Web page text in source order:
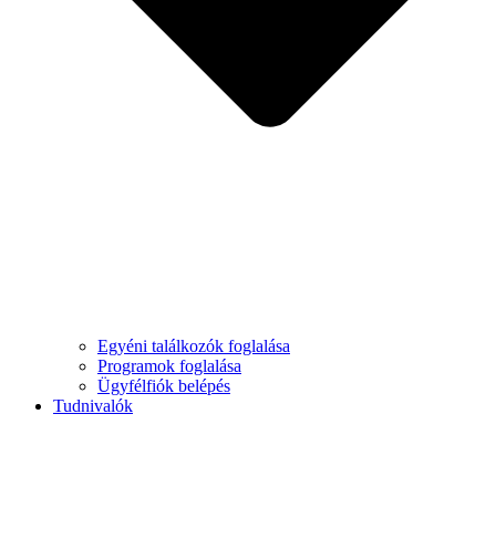
Egyéni találkozók foglalása
Programok foglalása
Ügyfélfiók belépés
Tudnivalók